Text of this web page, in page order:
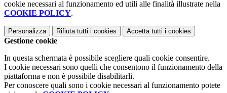
cookie necessari al funzionamento ed utili alle finalità illustrate nella
COOKIE POLICY.
Personalizza Rifiuta tutti i cookies Accetta tutti i cookies
Gestione cookie
In questa schermata è possibile scegliere quali cookie consentire.
I cookie necessari sono quelli che consentono il funzionamento della
piattaforma e non è possibile disabilitarli.
Per conoscere quali sono i cookie necessari al funzionamento potete